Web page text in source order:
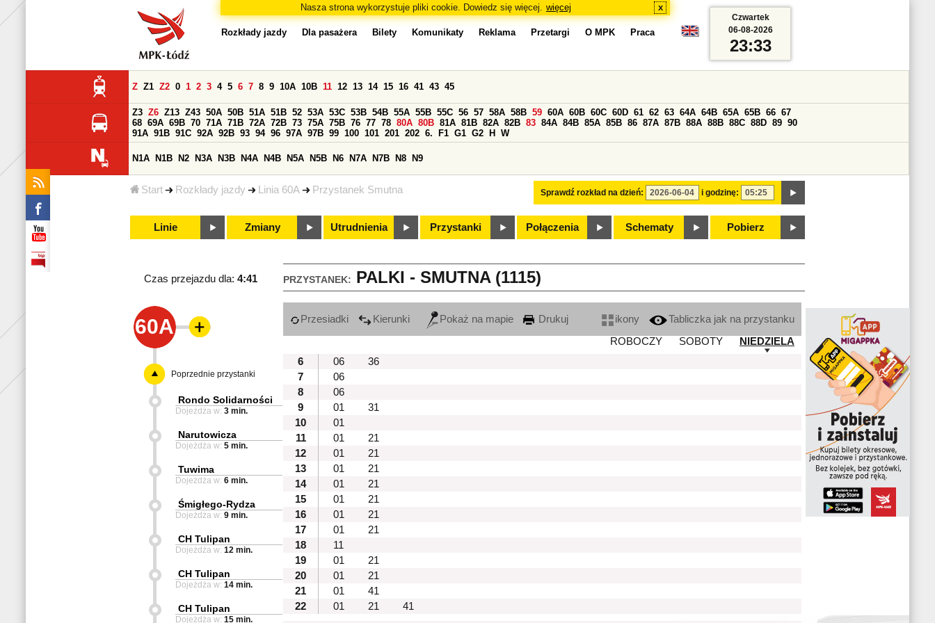
Nasza strona wykorzystuje pliki cookie. Dowiedz się więcej. więcej x
Start Rozkłady jazdy Linia 60A Przystanek Smutna
Rozkłady jazdy Dla pasażera Bilety Komunikaty Reklama Przetargi O MPK Praca
Sprawdź rozkład na dzień: i godzinę:
Z Z1 Z2 0 1 2 3 4 5 6 7 8 9 10A 10B 11 12 13 14 15 16 41 43 45
Z3 Z6 Z13 Z43 50A 50B 51A 51B 52 53A 53C 53B 54B 55A 55B 55C 56 57 58A 58B 59 60A 60B 60C 60D 61 62 63 64A 64B 65A 65B 66 67
68 69A 69B 70 71A 71B 72A 72B 73 75A 75B 76 77 78 80A 80B 81A 81B 82A 82B 83 84A 84B 85A 85B 86 87A 87B 88A 88B 88C 88D 89 90
91A 91B 91C 92A 92B 93 94 96 97A 97B 99 100 101 201 202 6. F1 G1 G2 H W
N1A N1B N2 N3A N3B N4A N4B N5A N5B N6 N7A N7B N8 N9
Linie Zmiany Utrudnienia Przystanki Połączenia Schematy Pobierz
Czwartek
06-08-2026
23:33
PRZYSTANEK: PALKI - SMUTNA (1115)
Czas przejazdu dla: 4:41
60A Przesiadki Kierunki Pokaż na mapie Drukuj ikony
Tabliczka jak na przystanku
ROBOCZY
SOBOTY
NIEDZIELA
6
06
36
7
06
8
06
9
01
31
10
01
11
01
21
12
01
21
13
01
21
14
01
21
15
01
21
16
01
21
17
01
21
18
11
19
01
21
20
01
21
21
01
41
22
01 21 41
Poprzednie przystanki
Rondo Solidarności
Dojeżdża w: 3 min.
Narutowicza
Dojeżdża w: 5 min.
Tuwima
Dojeżdża w: 6 min.
Śmigłego-Rydza
Dojeżdża w: 9 min.
CH Tulipan
Dojeżdża w: 12 min.
CH Tulipan
Dojeżdża w: 14 min.
CH Tulipan
Dojeżdża w: 15 min.